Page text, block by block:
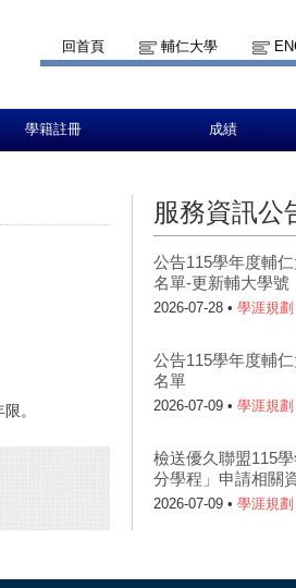
回首頁 輔仁大學
學籍註冊 成績
。
服務資訊公
公告115學年度輔
名單-更新輔大學號
2026-07-28 • 學涯規劃
公告115學年度輔
名單
2026-07-09 • 學涯規劃
檢送優久聯盟115
分學程」申請相關
2026-07-09 • 學涯規劃